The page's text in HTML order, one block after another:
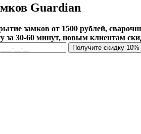
Guardian
замков от 1500 рублей,
30-60 минут, новым клиентам
Получите скидку 10%